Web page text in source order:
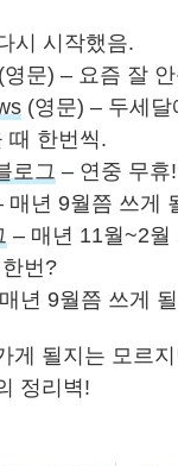
시 시작했음.
(영문) – 요즘 잘
(영문) – 두세달
때 한번씩.
로그 – 연중 무휴
매년 9월쯤 쓰게
– 매년 11월~2월
번?
년 9월쯤 쓰게
게 될지는 모르
정리벽!